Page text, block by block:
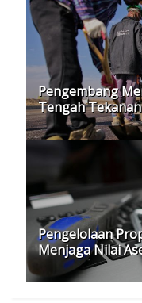
Pengembang
Tengah Tekanan
Pengelolaan
Menjaga Nilai